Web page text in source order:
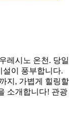
레시노 온천. 당일
설이 풍부합니다.
지, 가볍게 힐링할
소개합니다! 관광